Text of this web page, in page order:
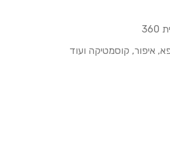
איפור, קוסמטיקה ועוד